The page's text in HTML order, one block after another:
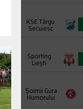
KSE Târgu
Secuiesc
Sporting
Liești
Şoimii Gura
Humorului